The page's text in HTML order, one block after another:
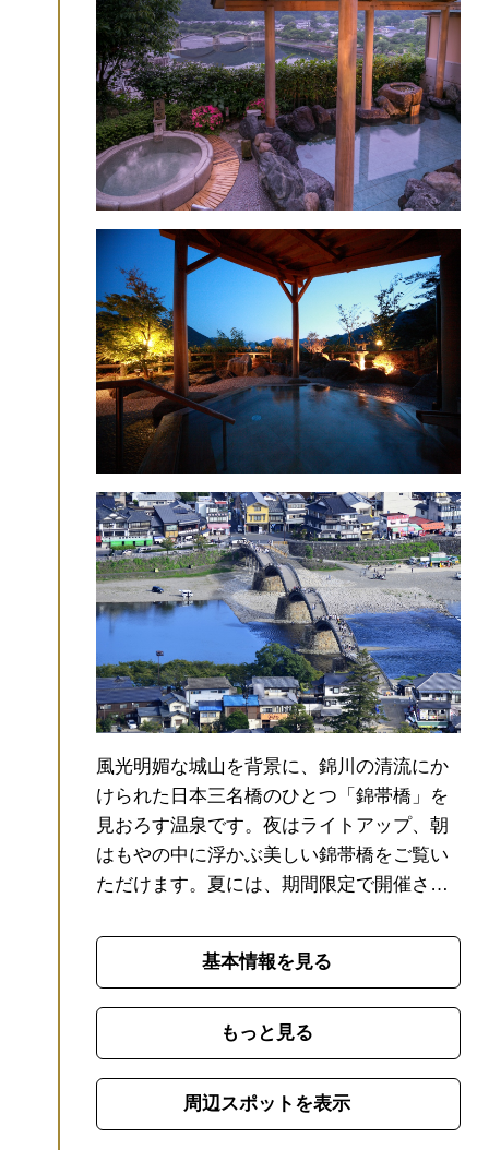
風光明媚な城山を背景に、錦川の清流にか
けられた日本三名橋のひとつ「錦帯橋」を
見おろす温泉です。 夜はライトアップ、朝
はもやの中に浮かぶ美しい錦帯橋をご覧い
ただけます。 夏には、期間限定で開催され
面で揺れる風景が幻想的。季節と時間帯で
趣の変わる絶景がお楽しみいただけます。
基本情報を見る
もっと見る
周辺スポットを表示